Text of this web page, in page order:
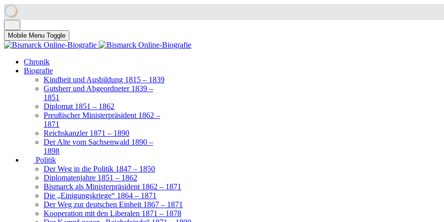
Mobile Menu Toggle
Chronik
Biografie
Kindheit und Ausbildung 1815 – 1839
Gutsherr und Abgeordneter 1839 –
1851
Diplomat 1851 – 1862
Preußischer Ministerpräsident 1862 –
1871
Reichskanzler 1871 – 1890
Der Alte vom Sachsenwald 1890 –
1898
Politik
Der Weg in die Politik 1847 – 1850
Diplomatenjahre 1851 – 1862
Bismarck als Ministerpräsident 1862 – 1871
Die „Einigungskriege“ 1864 – 1871
Der Weg zur deutschen Einheit 1867 – 1871
Kooperation mit den Liberalen 1871 – 1878